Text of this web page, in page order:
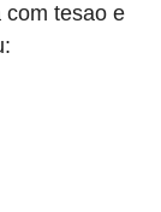
com tesao e